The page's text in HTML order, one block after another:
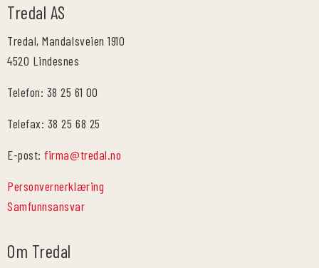
Tredal AS
Tredal, Mandalsveien 1910
4520 Lindesnes
Telefon: 38 25 61 00
Telefax: 38 25 68 25
E-post:firma@tredal.no
Personvernerklæring
Samfunnsansvar
Om Tredal